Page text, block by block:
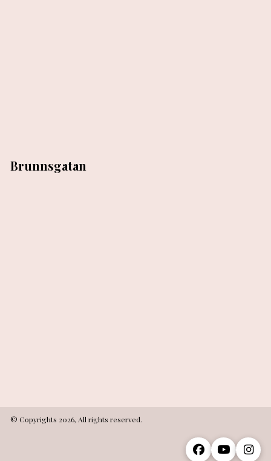
Brunnsgatan
© Copyrights 2026, All rights reserved.